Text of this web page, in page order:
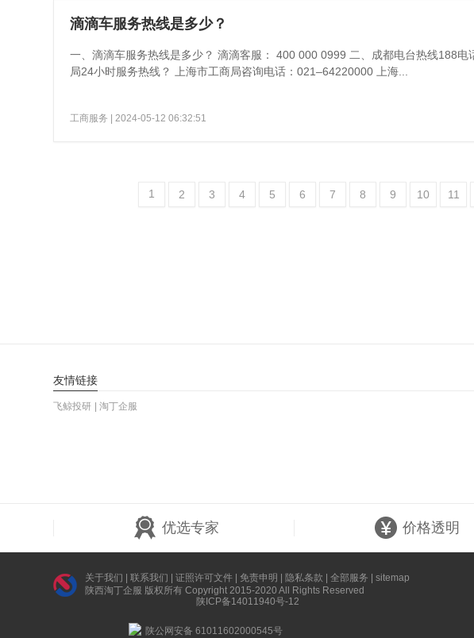
滴滴车服务热线是多少？
一、滴滴车服务热线是多少？ 滴滴客服： 400 000 0999 二、成都电台热线188
局24小时服务热线？ 上海市工商局咨询电话：021–64220000 上海...
工商服务 | 2024-05-12 06:32:51
1 2 3 4 5 6 7 8 9 10 11
友情链接
飞鲸投研 淘丁企服
优选专家 价格透明
关于我们 联系我们 证照许可文件 免责申明 隐私条款 全部服务
sitemap
陕西淘丁企服 版权所有 Copyright 2015-2020 All Rights Reserved
陕ICP备14011940号-12
陕公网安备 61011602000545号